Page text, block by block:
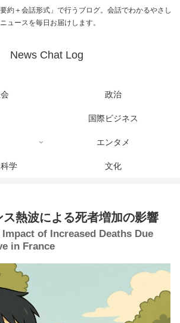
約＋会話形式」で行うブログ。会話でわかるやさし
ュースを毎日お届けします。
News Chat Log
政治
国際ビジネス
エンタメ
学 文化
熱波による死者増加の影響
of Increased Deaths Due
in France